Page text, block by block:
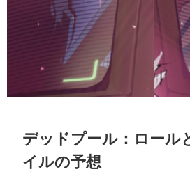
デッドプール：ロール
イルの予想